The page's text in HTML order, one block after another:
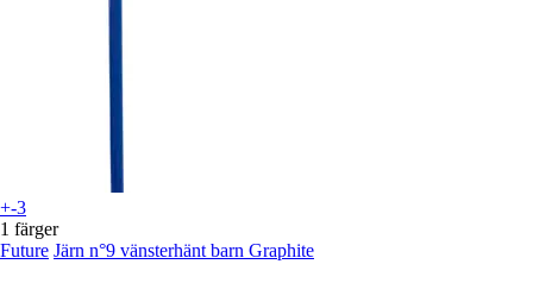
+-3
1 färger
Future Järn n°9 vänsterhänt barn Graphite